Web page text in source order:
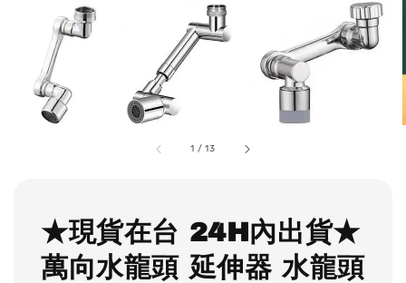
1 /13
★現貨在台 24H內出貨★
萬向水龍頭 延伸器 水龍頭